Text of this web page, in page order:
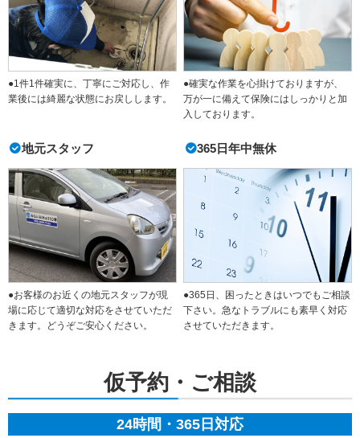
●1件1件確実に、丁寧にご対応し、作
業後には綺麗な状態にお戻しします。
●確実な作業を心掛けておりますが、
万が一に備えて保険にはしっかりと加
入しております。
地元スタッフ
●お客様のお近くの地元スタッフが現
場に応じて適切な対応をさせていただ
きます。どうぞご安心ください。
365日年中無休
●365日、困ったときはいつでもご相談
下さい。急なトラブルにも素早く対応
させていただきます。
仮予約・ご相談
24時間・365日対応